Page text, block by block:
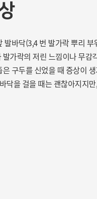
발바닥(3,4 번 발가락 뿌리 부
발가락의 저린 느낌이나 무감
구두를 신었을 때증상이
닥을 걸을 때는 괜찮아지지